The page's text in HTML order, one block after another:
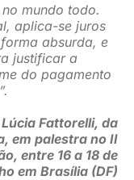
mundo todo.
aplica-se juros
absurda, e
justificar a
do pagamento
Fattorelli, da
em palestra no II
entre 16 a 18 de
em Brasília (DF)